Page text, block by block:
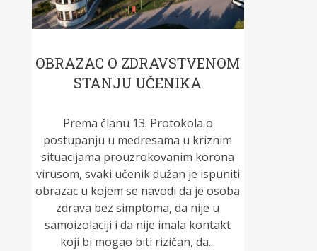
OBRAZAC O ZDRAVSTVENOM
STANJU UČENIKA
Prema članu 13. Protokola o
postupanju u medresama u kriznim
situacijama prouzrokovanim korona
virusom, svaki učenik dužan je ispuniti
obrazac u kojem se navodi da je osoba
zdrava bez simptoma, da nije u
samoizolaciji i da nije imala kontakt
koji bi mogao biti rizičan, da...